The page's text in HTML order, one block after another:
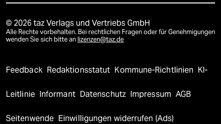
© 2026 taz Verlags und Vertriebs GmbH
Alle Rechte vorbehalten. Bei rechtlichen Fragen oder für Genehmigungen
wenden Sie sich bitte an lizenzen@taz.de
Feedback Redaktionsstatut Kommune-Richtlinien KI-
Leitlinie Informant Datenschutz Impressum AGB
Seitenwende Einwilligungen widerrufen (Ads)